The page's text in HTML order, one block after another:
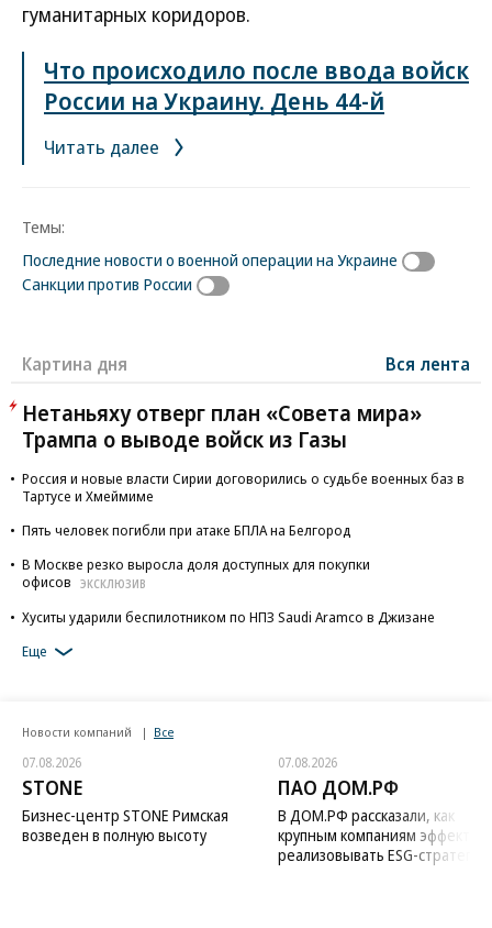
гуманитарных коридоров.
Что происходило после ввода войск
России на Украину. День 44-й
Читать далее
Темы:
Последние новости о военной операции на Украине
Санкции против России
Картина дня Вся лента
Нетаньяху отверг план «Совета мира»
Трампа о выводе войск из Газы
Россия и новые власти Сирии договорились о судьбе военных баз в
Тартусе и Хмеймиме
Пять человек погибли при атаке БПЛА на Белгород
В Москве резко выросла доля доступных для покупки
офисов
ЭКСКЛЮЗИВ
Хуситы ударили беспилотником по НПЗ Saudi Aramco в Джизане
Еще
Новости компаний Все
07.08.2026
STONE
Бизнес-центр STONE Римская
возведен в полную высоту
07.08.2026
ПАО ДОМ.РФ
В ДОМ.РФ рассказали, как
крупным компаниям
реализовывать ESG-стратегию